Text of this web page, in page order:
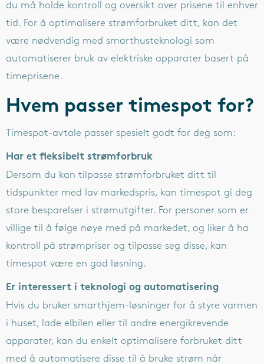
du må holde kontroll og oversikt over prisene til enhver
tid. For å optimalisere strømforbruket ditt, kan det
være nødvendig med smarthusteknologi som
automatiserer bruk av elektriske apparater basert på
timeprisene.
Hvem passer timespot for?
Timespot-avtale passer spesielt godt for deg som:
Har et fleksibelt strømforbruk
Dersom du kan tilpasse strømforbruket ditt til
tidspunkter med lav markedspris, kan timespot gi deg
store besparelser i strømutgifter. For personer som er
villige til å følge nøye med på markedet, og liker å ha
kontroll på strømpriser og tilpasse seg disse, kan
timespot være en god løsning.
Er interessert i teknologi og automatisering
Hvis du bruker smarthjem-løsninger for å styre varmen
i huset, lade elbilen eller til andre energikrevende
apparater, kan du enkelt optimalisere forbruket ditt
med å automatisere disse til å bruke strøm når